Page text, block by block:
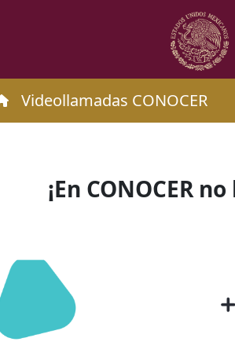
Videollamadas CONOCER
¡En CONOCER